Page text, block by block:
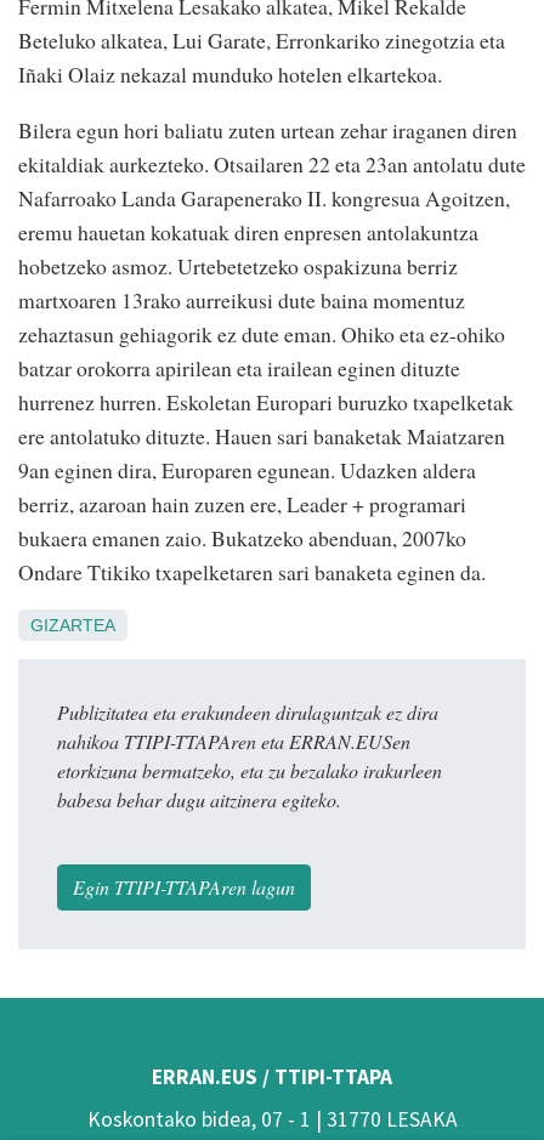
Fermin Mitxelena Lesakako alkatea, Mikel Rekalde
Beteluko alkatea, Lui Garate, Erronkariko zinegotzia eta
Iñaki Olaiz nekazal munduko hotelen elkartekoa.
Bilera egun hori baliatu zuten urtean zehar iraganen diren
ekitaldiak aurkezteko. Otsailaren 22 eta 23an antolatu dute
Nafarroako Landa Garapenerako II. kongresua Agoitzen,
eremu hauetan kokatuak diren enpresen antolakuntza
hobetzeko asmoz. Urtebetetzeko ospakizuna berriz
martxoaren 13rako aurreikusi dute baina momentuz
zehaztasun gehiagorik ez dute eman. Ohiko eta ez-ohiko
batzar orokorra apirilean eta irailean eginen dituzte
hurrenez hurren. Eskoletan Europari buruzko txapelketak
ere antolatuko dituzte. Hauen sari banaketak Maiatzaren
9an eginen dira, Europaren egunean. Udazken aldera
berriz, azaroan hain zuzen ere, Leader + programari
bukaera emanen zaio. Bukatzeko abenduan, 2007ko
Ondare Ttikiko txapelketaren sari banaketa eginen da.
GIZARTEA
Publizitatea eta erakundeen dirulaguntzak ez dira
nahikoa TTIPI-TTAPAren eta ERRAN.EUSen
etorkizuna bermatzeko, eta zu bezalako irakurleen
babesa behar dugu aitzinera egiteko.
Egin TTIPI-TTAPAren lagun
ERRAN.EUS / TTIPI-TTAPA
Koskontako bidea, 07 - 1 | 31770 LESAKA